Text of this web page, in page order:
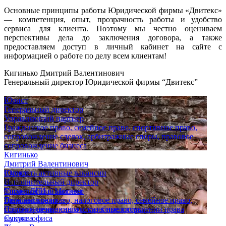
Основные принципы работы Юридической фирмы «Двитекс»
— компетенция, опыт, прозрачность работы и удобство
сервиса для клиента. Поэтому мы честно оцениваем
перспективы дела до заключения договора, а также
предоставляем доступ в личный кабинет на сайте с
информацией о работе по делу всем клиентам!
Кигинько Дмитрий Валентинович
Генеральный директор Юридической фирмы “Двитекс”
Юрист
Генеральный директор
Управляющий партнер
Гражданское право, семейное право, спортивное право,
сопровождение сделок, арбитражные споры, правовое
сопровождение бизнеса
Кигинько
Дмитрий Валентинович
Юрист
Исполнительный директор
Управляющий партнер
Гражданское право, налоговое право, семейное право,
сопровождение сделок, судебные споры
Супряга
Смотреть активные вакансии
Опыт
Спор с ДГИ г. Москвы
Дело выиграно
Признан незаконным отказ в предоставлении права
выкупа офиса